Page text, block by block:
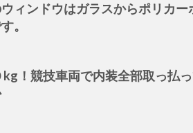
ィンドウはガラスからポリカ
。
！競技車両で内装全部取っ払